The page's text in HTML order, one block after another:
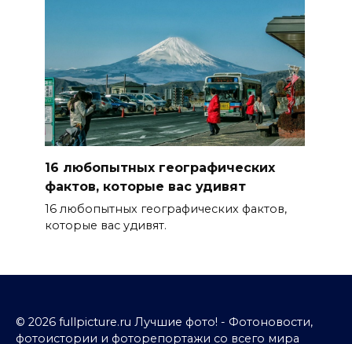
16 любопытных географических
фактов, которые вас удивят
16 любопытных географических фактов,
которые вас удивят.
© 2026 fullpicture.ru Лучшие фото! - Фотоновости,
фотоистории и фоторепортажи со всего мира